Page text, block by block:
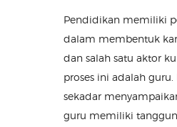
Pendidikan memiliki
dalam membentuk
dan salah satu aktor
proses ini adalah guru.
sekadar
guru memiliki